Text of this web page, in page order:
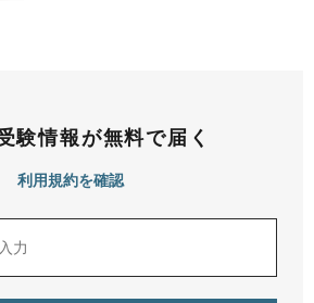
験情報が無料で届く
利用規約を確認